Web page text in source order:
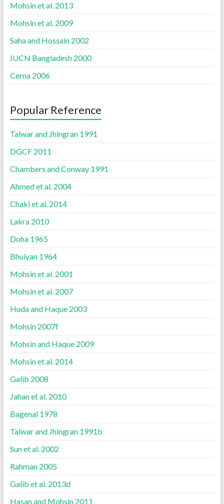
Mohsin et al. 2013
Mohsin et al. 2009
Saha and Hossain 2002
IUCN Bangladesh 2000
Cerna 2006
Popular Reference
Talwar and Jhingran 1991
DGCF 2011
Chambers and Conway 1991
Ahmed et al. 2004
Chaki et al. 2014
Lakra 2010
Doha 1965
Bhuiyan 1964
Mohsin et al. 2001
Mohsin et al. 2007
Huda and Haque 2003
Mohsin 2007f
Mohsin and Haque 2009
Mohsin et al. 2014
Galib 2008
Jahan et al. 2010
Bagenal 1978
Talwar and Jhingran 1991b
Sun et al. 2002
Rahman 2005
Galib et al. 2013d
Hasan and Mohsin 2011